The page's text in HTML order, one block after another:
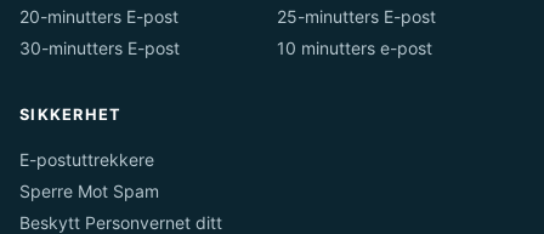
20-minutters E-post
25-minutters E-post
30-minutters E-post
10 minutters e-post
SIKKERHET
E-postuttrekkere
Sperre Mot Spam
Beskytt Personvernet ditt